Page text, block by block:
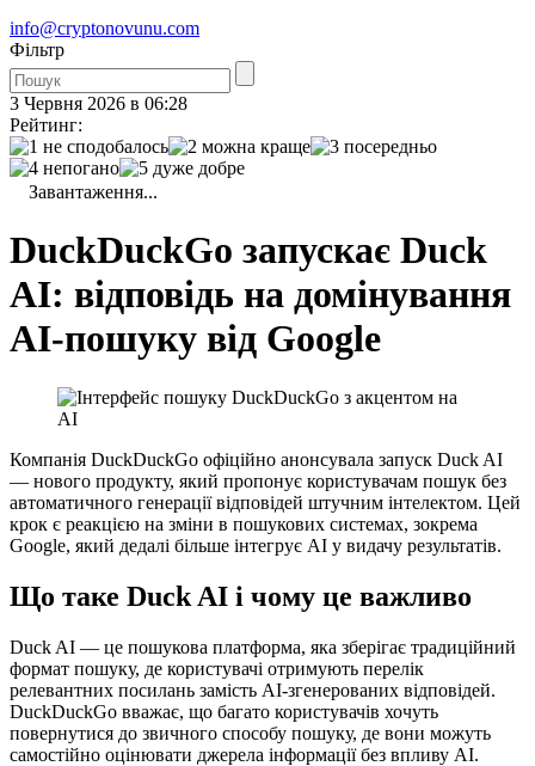
info@cryptonovunu.com
Фiльтр
3 Червня 2026 в 06:28
Рейтинг:
Завантаження...
DuckDuckGo запускає Duck
AI: відповідь на домінування
AI-пошуку від Google
Компанія DuckDuckGo офіційно анонсувала запуск Duck AI
— нового продукту, який пропонує користувачам пошук без
автоматичного генерації відповідей штучним інтелектом. Цей
крок є реакцією на зміни в пошукових системах, зокрема
Google, який дедалі більше інтегрує AI у видачу результатів.
Що таке Duck AI і чому це важливо
Duck AI — це пошукова платформа, яка зберігає традиційний
формат пошуку, де користувачі отримують перелік
релевантних посилань замість AI-згенерованих відповідей.
DuckDuckGo вважає, що багато користувачів хочуть
повернутися до звичного способу пошуку, де вони можуть
самостійно оцінювати джерела інформації без впливу AI.